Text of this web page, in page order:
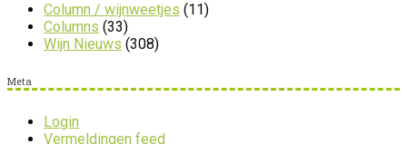
Column / wijnweetjes (11)
Columns (33)
Wijn Nieuws (308)
Meta
Login
Vermeldingen feed